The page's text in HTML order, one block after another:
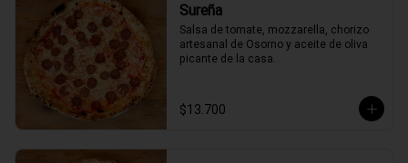
Sureña
Salsa de tomate, mozzarella, chorizo
artesanal de Osorno y aceite de oliva
picante de la casa.
$13.700